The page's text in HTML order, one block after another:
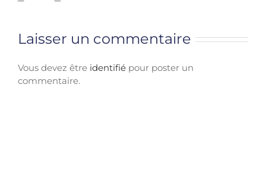
Laisser un commentaire
Vous devez être identifié pour poster un
commentaire.